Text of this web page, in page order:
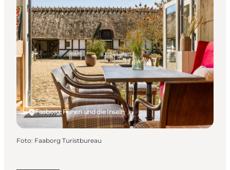
Reiseplanung
Faaborg, Fünen und die Inseln
Foto: Faaborg Turistbureau